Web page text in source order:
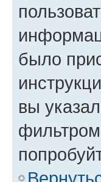
было
вы